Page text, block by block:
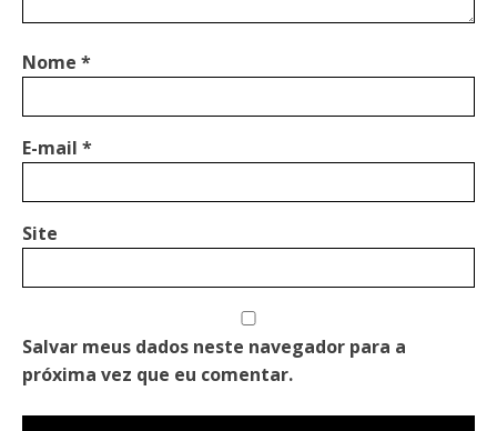
Nome *
E-mail *
Site
Salvar meus dados neste navegador para a
próxima vez que eu comentar.